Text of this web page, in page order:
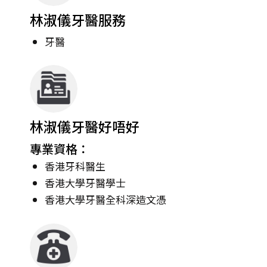
林淑儀牙醫服務
牙醫
林淑儀牙醫好唔好
專業資格：
香港牙科醫生
香港大學牙醫學士
香港大學牙醫全科深造文憑